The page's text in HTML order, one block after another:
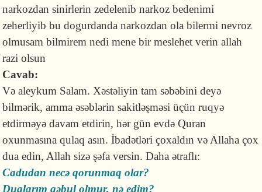
narkozdan sinirlerin zedelenib narkoz bedenimi
zeherliyib bu dogurdanda narkozdan ola bilermi nevroz
olmusam bilmirem nedi mene bir meslehet verin allah
razi olsun
Cavab:
Və aleykum Salam. Xəstəliyin tam səbəbini deyə
bilmərik, amma əsəblərin sakitləşməsi üçün ruqyə
etdirməyə davam etdirin, hər gün evdə Quran
oxunmasına qulaq asın. İbadətləri çoxaldın və Allaha çox
dua edin, Allah sizə şəfa versin. Daha ətraflı:
Cadudan necə qorunmaq olar?
Dualarım qəbul olmur, nə edim?